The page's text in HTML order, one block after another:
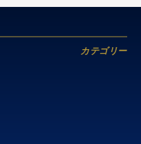
カテゴリー